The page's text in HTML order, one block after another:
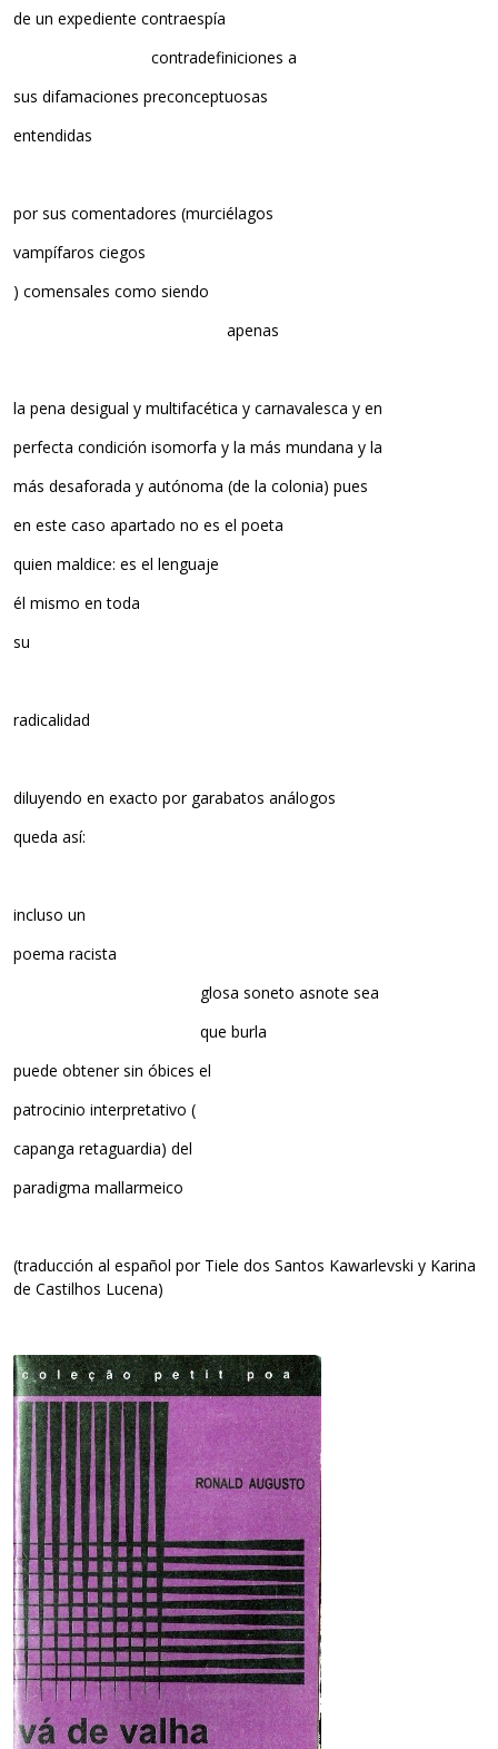
de un expediente contraespía
contradefiniciones a
sus difamaciones preconceptuosas
entendidas
por sus comentadores (murciélagos
vampífaros ciegos
) comensales como siendo
apenas
la pena desigual y multifacética y carnavalesca y en
perfecta condición isomorfa y la más mundana y la
más desaforada y autónoma (de la colonia) pues
en este caso apartado no es el poeta
quien maldice: es el lenguaje
él mismo en toda
su
radicalidad
diluyendo en exacto por garabatos análogos
queda así:
incluso un
poema racista
glosa soneto asnote sea
que burla
puede obtener sin óbices el
patrocinio interpretativo (
capanga retaguardia) del
paradigma mallarmeico
(traducción al español por Tiele dos Santos Kawarlevski y Karina
de Castilhos Lucena)